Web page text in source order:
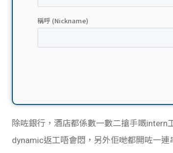
除咗銀行，酒店都係數一數二搶手嘅intern
dynamic返工唔會悶，另外佢哋都開咗一